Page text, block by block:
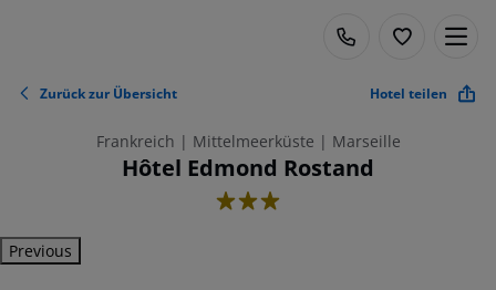
Zurück zur Übersicht Hotel teilen
Frankreich | Mittelmeerküste | Marseille
Hôtel Edmond Rostand
3
Previous